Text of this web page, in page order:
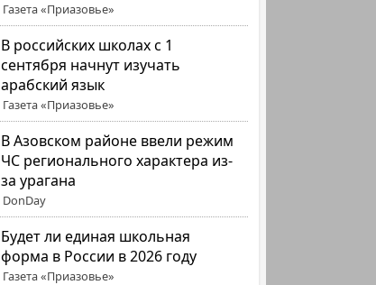
Газета «Приазовье»
В российских школах с 1
сентября начнут изучать
арабский язык
Газета «Приазовье»
В Азовском районе ввели режим
ЧС регионального характера из-
за урагана
DonDay
Будет ли единая школьная
форма в России в 2026 году
Газета «Приазовье»